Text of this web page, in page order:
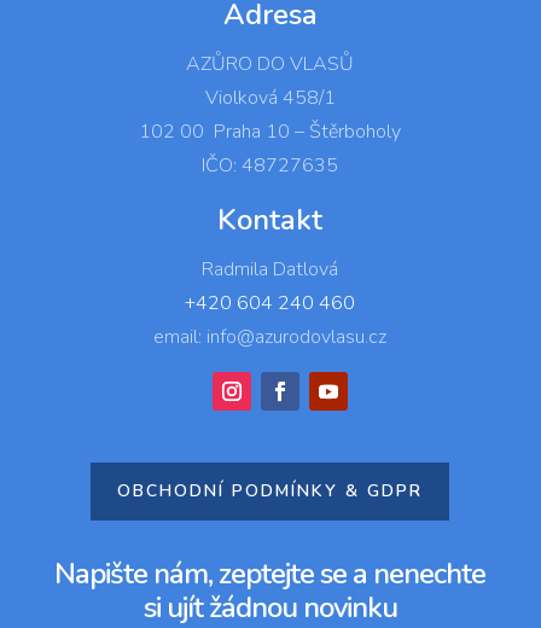
Adresa
AZŮRO DO VLASŮ
Violková 458/1
102 00 Praha 10 – Štěrboholy
IČO: 48727635
Kontakt
Radmila Datlová
+420 604 240 460
email: info@azurodovlasu.cz
OBCHODNÍ PODMÍNKY & GDPR
Napište nám, zeptejte se a nenechte
si ujít žádnou novinku